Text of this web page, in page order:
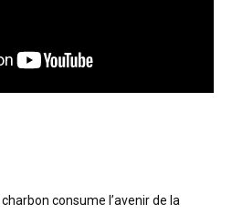
consume l’avenir de la